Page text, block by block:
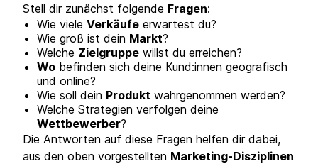
Stell dir zunächst folgende Fragen:
Wie viele Verkäufe erwartest du?
Wie groß ist dein Markt?
Welche Zielgruppe willst du erreichen?
Wo befinden sich deine Kund:innen geografisch
und online?
Wie soll dein Produkt wahrgenommen werden?
Welche Strategien verfolgen deine
Wettbewerber?
Die Antworten auf diese Fragen helfen dir dabei,
aus den oben vorgestellten Marketing-Disziplinen